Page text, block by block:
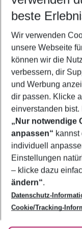
2 Erwachsene
Footer
Footer navigation
Über uns
AGB
Bestpreisgarantie
Cookie-
Cookie-Richtlinie
Agenturbetreuung
Barrierefreies Reisen
Folge uns
beste
Wir verwenden
unsere Webseite
können wir die
verbessern, dir
und Werbung
dir passen. Klicke
einverstanden
„Nur notwendige
anpassen“ kannst
individuell
Einstellungen
– klicke dazu
ändern“.
Datenschutz-
Cookie/Tracking-